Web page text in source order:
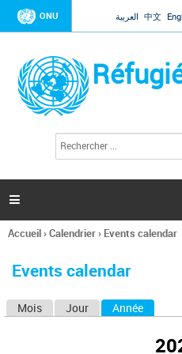
Jump to
ONU العربية 中文
l
c
h
e

Vous
ici
Accueil›Calendrier› Events calendar
Events calendar
Mois Jour Année